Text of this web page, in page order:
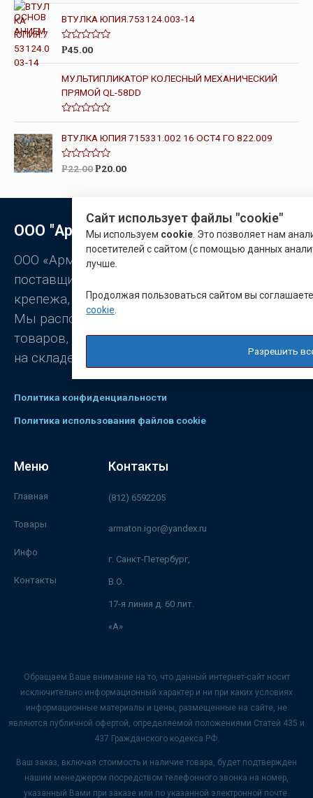
е
н
к
а
и
з
ВТУЛКА ЮПИЯ.753124.003-14
О
е
н
к
а
0
и
з
Р45.00
МУЛЬТИПЛИКАТОР КОЛЕСНЫЙ МЕХАНИЧЕСКИЙ
ПРЯМОЙ QL-58DD
О
е
н
к
а
ВТУЛКА ЮПИЯ 715331.002 16 ОСТ4 ГО 822.009
О
и
з
Р22.00 Р20.00
ООО "Арматон"
ООО «Арматон» является оптовым
поставщиком заклёпок, промышленного
крепежа, станочной оснастки.
Мы располагаем широким ассортиментом
товаров, постоянно присутствующих
на складе.
Политика конфиденциальности
Политика использования файлов cookie
Меню
Главная
Товары
Инфо
Контакты
Контакты
(812) 6592205
armaton.igor@yandex.ru
г. Санкт-Петербург,
В.О.
17-я линия д. 60 лит.
«А»
Обращаем Ваше внимание на то, что данный интернет-сайт носит
исключительно информационный характер и ни при каких условиях
информационные материалы и цены, размещенные на сайте, не
являются публичной офертой, определяемой положениями Статей 435 и
437 Гражданского кодекса РФ.
Ваш заказ, включая стоимость и наличие товара, будет подтвержден
нашим менеджером посредством телефонного звонка на номер,
указанный Вами при заказе или по указанной электронной почте.
Сайт использует файлы "cookie"
Мы используем cookie . Это позволяет нам
посетителей с сайтом (с помощью данных
лучше.
Продолжая пользоваться сайтом вы
cookie
Разрешить